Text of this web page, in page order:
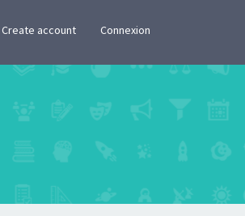
Create account Connexion